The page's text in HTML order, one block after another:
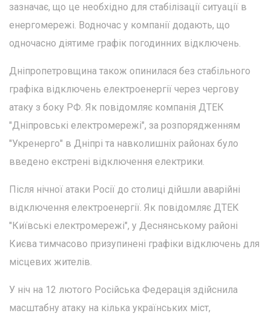
зазначає, що це необхідно для стабілізації ситуації в
енергомережі. Водночас у компанії додають, що
одночасно діятиме графік погодинних відключень.
Дніпропетровщина також опинилася без стабільного
графіка відключень електроенергії через чергову
атаку з боку РФ. Як повідомляє компанія ДТЕК
"Дніпровські електромережі", за розпорядженням
"Укренерго" в Дніпрі та навколишніх районах було
введено екстрені відключення електрики.
Після нічної атаки Росії до столиці дійшли аварійні
відключення електроенергії. Як повідомляє ДТЕК
"Київські електромережі", у Деснянському районі
Києва тимчасово призупинені графіки відключень для
місцевих жителів.
У ніч на 12 лютого Російська Федерація здійснила
масштабну атаку на кілька українських міст,